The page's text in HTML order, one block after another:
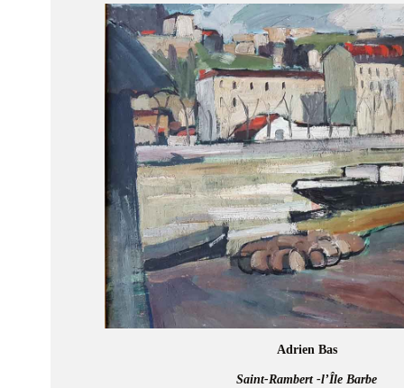
Adrien Bas
Saint-Rambert -l’Île Barbe